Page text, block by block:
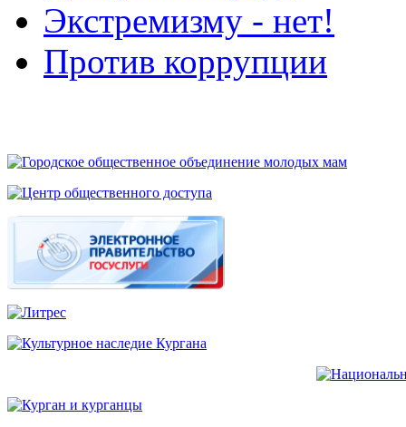
Экстремизму - нет!
Против коррупции